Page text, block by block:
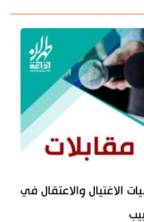
الاغتيال والاعتقال في